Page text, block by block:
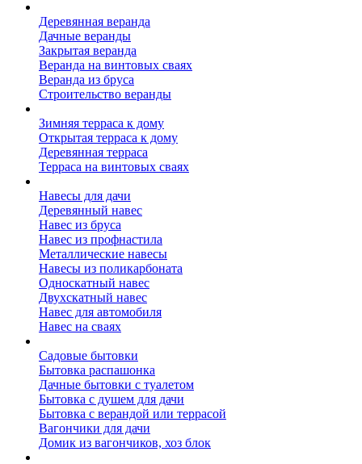
Деревянная веранда
Дачные веранды
Закрытая веранда
Веранда на винтовых сваях
Веранда из бруса
Строительство веранды
Зимняя терраса к дому
Открытая терраса к дому
Деревянная терраса
Терраса на винтовых сваях
Навесы для дачи
Деревянный навес
Навес из бруса
Навес из профнастила
Металлические навесы
Навесы из поликарбоната
Односкатный навес
Двухскатный навес
Навес для автомобиля
Навес на сваях
Садовые бытовки
Бытовка распашонка
Дачные бытовки с туалетом
Бытовка с душем для дачи
Бытовка с верандой или террасой
Вагончики для дачи
Домик из вагончиков, хоз блок